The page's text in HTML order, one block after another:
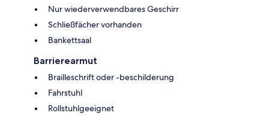
Nur wiederverwendbares Geschirr
Schließfächer vorhanden
Bankettsaal
Barrierearmut
Brailleschrift oder -beschilderung
Fahrstuhl
Rollstuhlgeeignet